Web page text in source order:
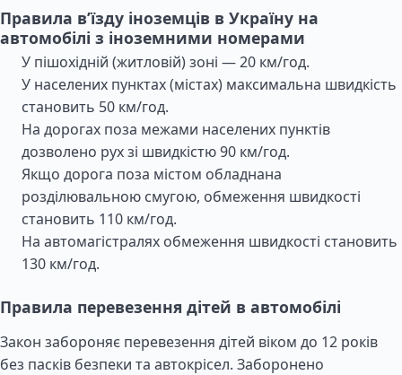
Правила в’їзду іноземців в Україну на
автомобілі з іноземними номерами
У пішохідній (житловій) зоні — 20 км/год.
У населених пунктах (містах) максимальна швидкість
становить 50 км/год.
На дорогах поза межами населених пунктів
дозволено рух зі швидкістю 90 км/год.
Якщо дорога поза містом обладнана
розділювальною смугою, обмеження швидкості
становить 110 км/год.
На автомагістралях обмеження швидкості становить
130 км/год.
Правила перевезення дітей в автомобілі
Закон забороняє перевезення дітей віком до 12 років
без пасків безпеки та автокрісел. Заборонено